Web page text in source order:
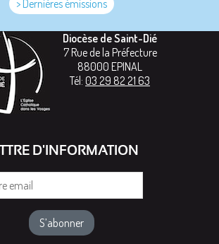
> Dernières émissions
Diocèse de Saint-Dié
7 Rue de la Préfecture
88000 EPINAL
Tél: 03 29 82 21 63
D'INFORMATION